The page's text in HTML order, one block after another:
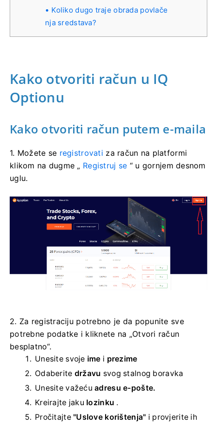
Koliko dugo traje obrada povlače
nja sredstava?
Kako otvoriti račun u IQ
Optionu
Kako otvoriti račun putem e-maila
1. Možete se registrovati za račun na platformi
klikom na dugme „ Registruj se “ u gornjem desnom
uglu.
2. Za registraciju potrebno je da popunite sve
potrebne podatke i kliknete na „Otvori račun
besplatno“.
Unesite svoje ime i prezime
Odaberite državu svog stalnog boravka
Unesite važećuadresu e-pošte.
Kreirajte jaku lozinku .
Pročitajte"Uslove korištenja" i provjerite ih